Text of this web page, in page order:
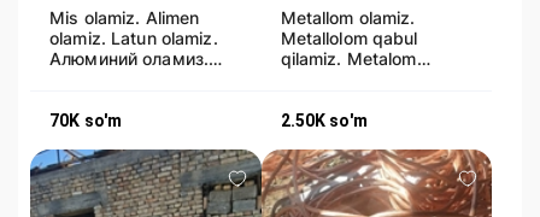
Mis olamiz. Alimen
olamiz. Latun olamiz.
Алюминий оламиз.
70K so'm
Metallom olamiz.
Metallolom qabul
qilamiz. Metalom
2.50K so'm